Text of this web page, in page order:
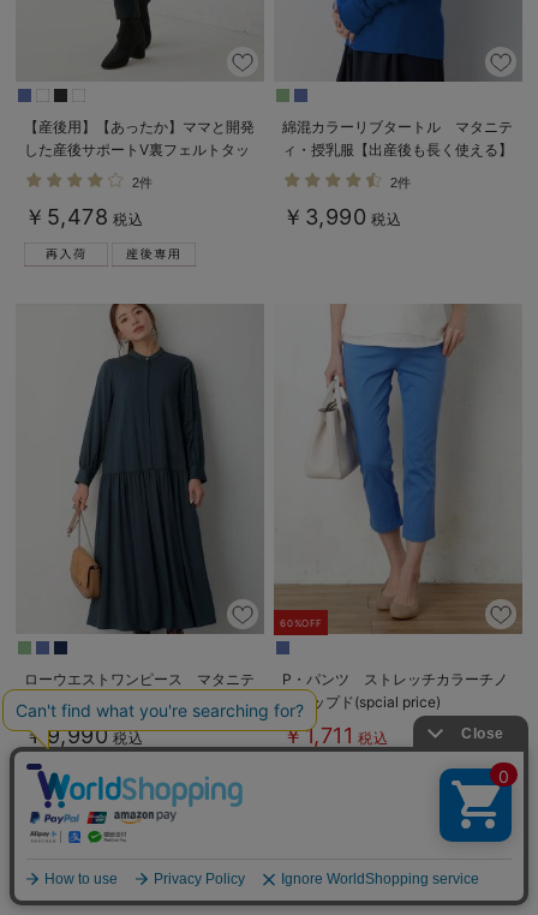
【産後用】【あったか】ママと開発
した産後サポートV裏フェルトタッ
チ起毛スキニーパンツ
2件
￥5,478 税込
綿混カラーリブタートル マタニテ
ィ・授乳服【出産後も長く使える】
2件
￥3,990 税込
ローウエストワンピース マタニテ
ィ・産後授乳服【出産後も長く使え
￥9,990 税込
60%OFF
P・パンツ ストレッチカラーチノ
クロップド(spcial price)
￥1,711 税込